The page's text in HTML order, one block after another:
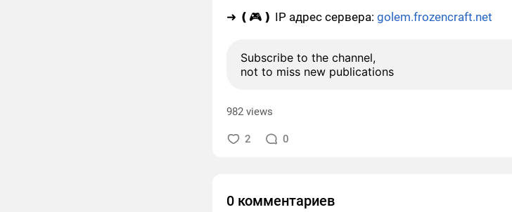
➜ ❪🎮❫ IP адрес сервера: golem.frozencraft.net
Subscribe to the channel,
not to miss new publications
982 views
2 0
0 комментариев